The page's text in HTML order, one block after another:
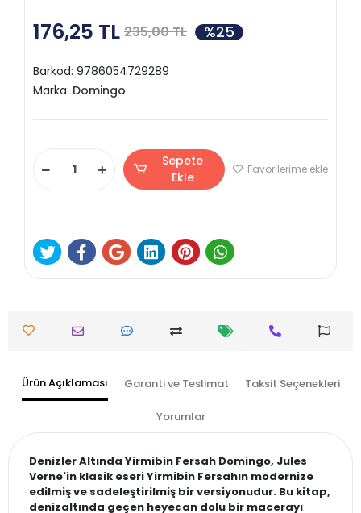
176,25 TL 235,00 TL %25
Barkod: 9786054729289
Marka: Domingo
Sepete
Ekle
Favorilerime ekle
Ürün Açıklaması Garanti ve Teslimat Taksit Seçenekleri
Yorumlar
Denizler Altında Yirmibin Fersah Domingo, Jules
Verne'in klasik eseri Yirmibin Fersahın modernize
edilmiş ve sadeleştirilmiş bir versiyonudur. Bu kitap,
denizaltında geçen heyecan dolu bir macerayı